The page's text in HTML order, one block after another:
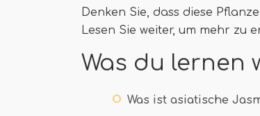
Denken Sie, dass diese
Lesen Sie weiter, um mehr zu
Was du lernen
Was ist asiatische